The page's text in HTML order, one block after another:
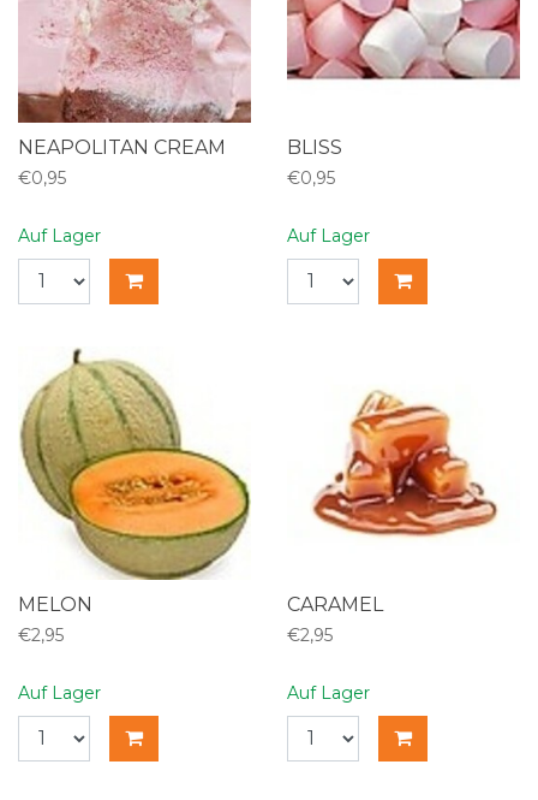
NEAPOLITAN CREAM
€0,95
Auf Lager
BLISS
€0,95
Auf Lager
MELON
€2,95
Auf Lager
CARAMEL
€2,95
Auf Lager